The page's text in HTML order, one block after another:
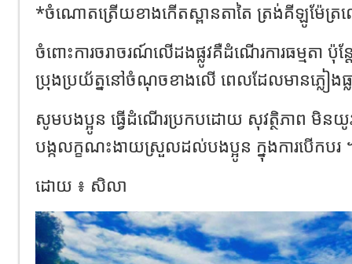
*ចំណោតត្រើយខាងកើតស្ពានតាតៃ ត្រង់គីឡូម៉ែ
ចំពោះការចរាចរណ៍លើដងផ្លូវគឺដំណើរការធម្មតា ប៉ុន្
ប្រុងប្រយ័ត្ននៅចំណុចខាងលើ ពេលដែលមានភ្លៀងធ្
សូមបងប្អូន ធ្វើដំណើរប្រកបដោយ សុវត្ថិភាព មិនយូរ
បង្កលក្ខណះងាយស្រួលដល់បងប្អូន ក្នុងការបើកបរ
ដោយ ៖ សិលា